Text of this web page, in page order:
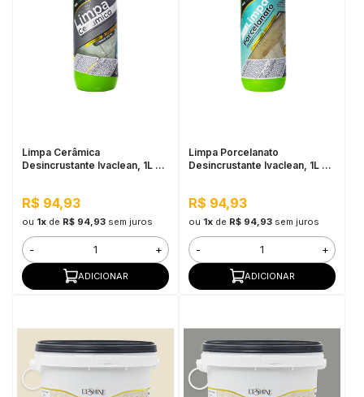
Limpa Cerâmica
Desincrustante Ivaclean, 1L -
R$ 94,93
ou 1xde R$ 94,93 sem juros
- +
ADICIONAR
Limpa Porcelanato
Desincrustante Ivaclean, 1L -
R$ 94,93
ou 1xde R$ 94,93 sem juros
- +
ADICIONAR